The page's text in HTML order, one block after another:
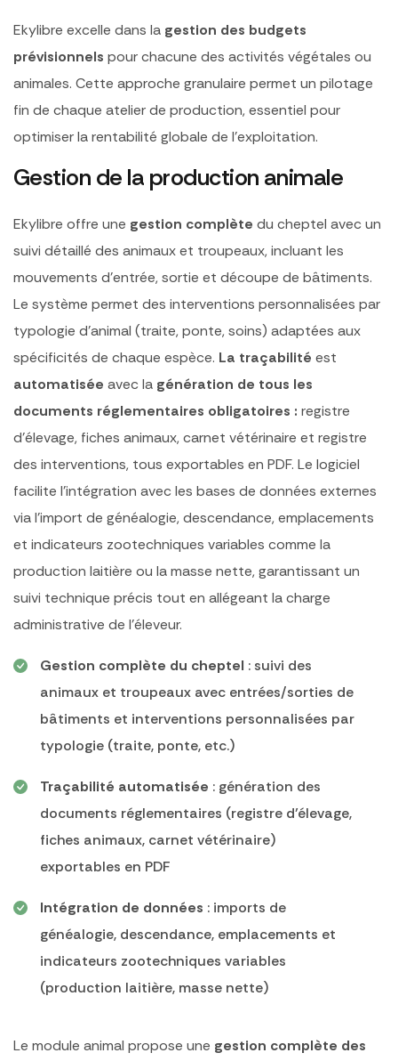
Ekylibre excelle dans la gestion des budgets
prévisionnels pour chacune des activités végétales ou
animales. Cette approche granulaire permet un pilotage
fin de chaque atelier de production, essentiel pour
optimiser la rentabilité globale de l’exploitation.
Gestion de la production animale
Ekylibre offre une gestion complète du cheptel avec un
suivi détaillé des animaux et troupeaux, incluant les
mouvements d’entrée, sortie et découpe de bâtiments.
Le système permet des interventions personnalisées par
typologie d’animal (traite, ponte, soins) adaptées aux
spécificités de chaque espèce. La traçabilité est
automatisée avec la génération de tous les
documents réglementaires obligatoires : registre
d’élevage, fiches animaux, carnet vétérinaire et registre
des interventions, tous exportables en PDF. Le logiciel
facilite l’intégration avec les bases de données externes
via l’import de généalogie, descendance, emplacements
et indicateurs zootechniques variables comme la
production laitière ou la masse nette, garantissant un
suivi technique précis tout en allégeant la charge
administrative de l’éleveur.
Gestion complète du cheptel : suivi des
animaux et troupeaux avec entrées/sorties de
bâtiments et interventions personnalisées par
typologie (traite, ponte, etc.)
Traçabilité automatisée : génération des
documents réglementaires (registre d’élevage,
fiches animaux, carnet vétérinaire)
exportables en PDF
Intégration de données : imports de
généalogie, descendance, emplacements et
indicateurs zootechniques variables
(production laitière, masse nette)
Le module animal propose une gestion complète des